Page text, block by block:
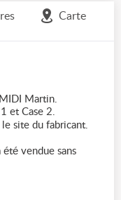
Carte
Martin.
et Case 2.
site du fabricant.
vendue sans